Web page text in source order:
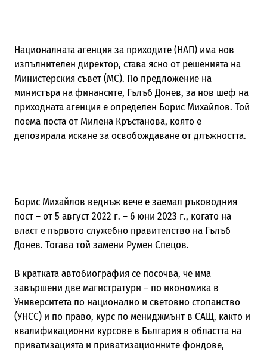
Националната агенция за приходите (НАП) има нов
изпълнителен директор, става ясно от решенията на
Министерския съвет (МС). По предложение на
министъра на финансите, Гълъб Донев, за нов шеф на
приходната агенция е определен Борис Михайлов. Той
поема поста от Милена Кръстанова, която е
депозирала искане за освобождаване от длъжността.
Борис Михайлов веднъж вече е заемал ръководния
пост – от 5 август 2022 г. – 6 юни 2023 г., когато на
власт е първото служебно правителство на Гълъб
Донев. Тогава той замени Румен Спецов.
В кратката автобиография се посочва, че има
завършени две магистратури – по икономика в
Университета по национално и световно стопанство
(УНСС) и по право, курс по мениджмънт в САЩ, както и
квалификационни курсове в България в областта на
приватизацията и приватизационните фондове,